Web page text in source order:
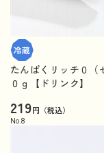
たんぱくリッチ０
０ｇ【ドリンク】
219円（税込）
No. 8